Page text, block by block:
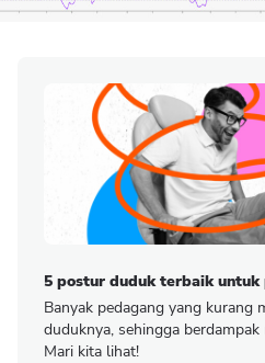
5 postur duduk terbaik untuk
Banyak pedagang yang kurang
duduknya, sehingga
Mari kita lihat!